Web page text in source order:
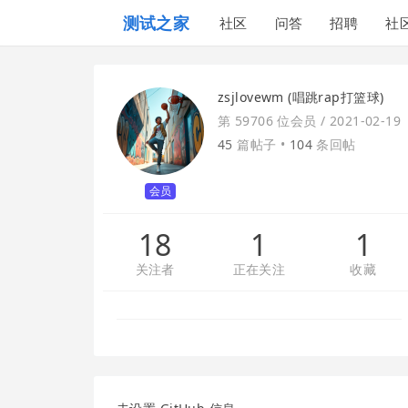
测试之家 社区 问答 招聘 社
会员
zsjlovewm (唱跳rap打篮球)
第 59706 位会员 / 2021-02-19
45 篇帖子 • 104 条回帖
18
关注者
1
正在关注
1
收藏